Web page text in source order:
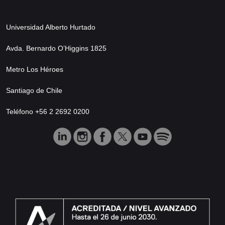
Universidad Alberto Hurtado
Avda. Bernardo O’Higgins 1825
Metro Los Héroes
Santiago de Chile
Teléfono +56 2 2692 0200